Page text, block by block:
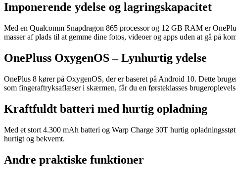
Imponerende ydelse og lagringskapacitet
Med en Qualcomm Snapdragon 865 processor og 12 GB RAM er
masser af plads til at gemme dine fotos, videoer og apps uden at gå på
OnePluss OxygenOS – Lynhurtig ydelse
OnePlus 8 kører på OxygenOS, der er baseret på Android 10. Dette
som fingeraftryksaflæser i skærmen, får du en førsteklasses
Kraftfuldt batteri med hurtig opladning
Med et stort 4.300 mAh batteri og Warp Charge 30T hurtig
hurtigt og bekvemt.
Andre praktiske funktioner